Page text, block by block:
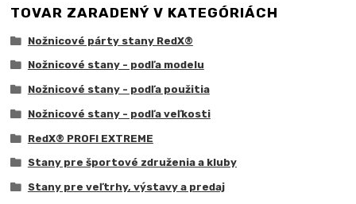
TOVAR ZARADENÝ V KATEGÓRIÁCH
Nožnicové párty stany RedX®
Nožnicové stany - podľa modelu
Nožnicové stany - podľa použitia
Nožnicové stany - podľa veľkosti
RedX® PROFI EXTREME
Stany pre športové združenia a kluby
Stany pre veľtrhy, výstavy a predaj